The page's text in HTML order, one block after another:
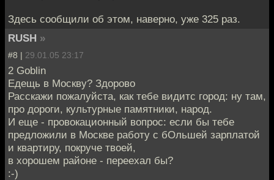
Здесь сообщили об этом, наверно, уже 325 раз.
RUSH »
#8 | 29.01.05 23:17
2 Goblin
Едещь в Москву? Здорово
Расскажи пожалуйста, как тебе видитс город: ну там,
про дороги, культурные памятники, народ.
И еще - провокационный вопрос: если бы тебе
предложили в Москве работу с бОльшей зарплатой
и квартиру, покруче твоей,
в хорошем районе - переехал бы?
:-)